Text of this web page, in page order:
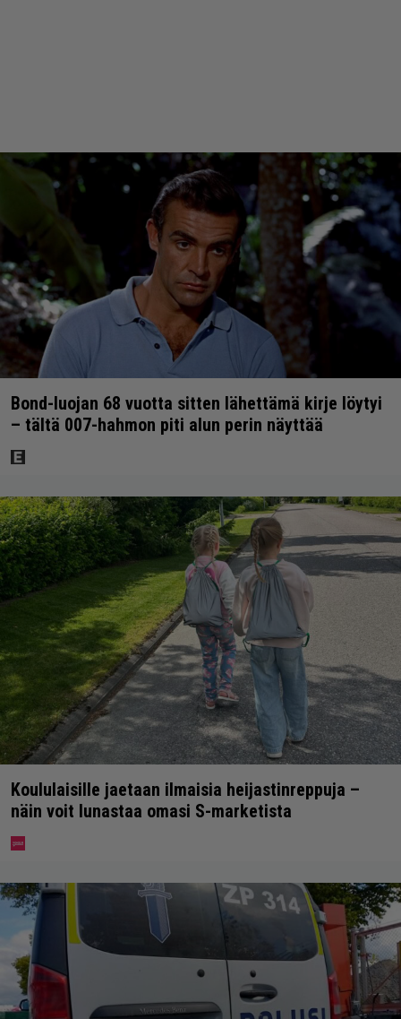
Bond-luojan 68 vuotta sitten lähettämä kirje löytyi
– tältä 007-hahmon piti alun perin näyttää
Koululaisille jaetaan ilmaisia heijastinreppuja –
näin voit lunastaa omasi S-marketista